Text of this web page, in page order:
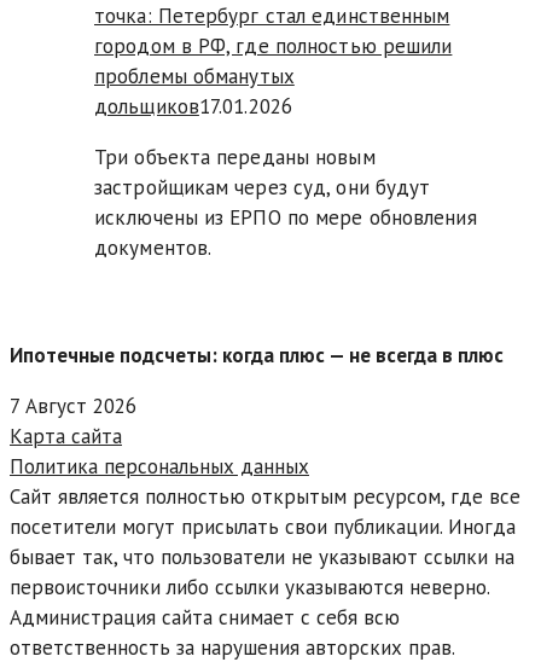
точка: Петербург стал единственным
городом в РФ, где полностью решили
проблемы обманутых
дольщиков17.01.2026
Три объекта переданы новым
застройщикам через суд, они будут
исключены из ЕРПО по мере обновления
документов.
Ипотечные подсчеты: когда плюс — не всегда в плюс
7 Август 2026
Карта сайта
Политика персональных данных
Сайт является полностью открытым ресурсом, где все
посетители могут присылать свои публикации. Иногда
бывает так, что пользователи не указывают ссылки на
первоисточники либо ссылки указываются неверно.
Администрация сайта снимает с себя всю
ответственность за нарушения авторских прав.